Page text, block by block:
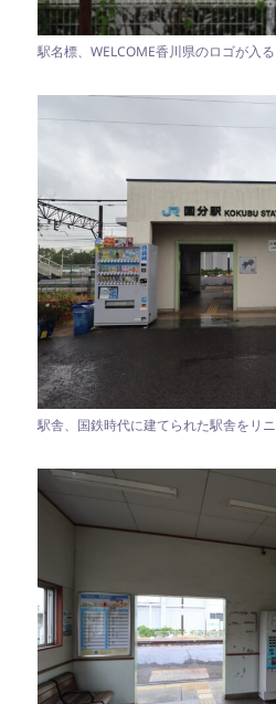
駅名標、WELCOME香川県のロゴが入る
駅舎、国鉄時代に建てられた駅舎をリ